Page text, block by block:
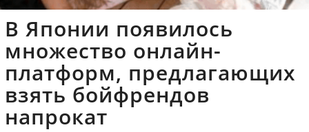
В Японии появилось
множество онлайн-
платформ, предлагающих
взять бойфрендов
напрокат